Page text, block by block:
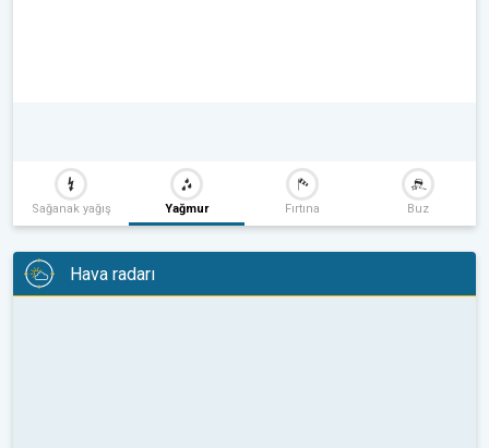
Sağanak yağış Yağmur Fırtına Buz
Hava radarı